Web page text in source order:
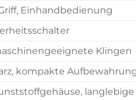
Einhandbedienung
Klingen
kompakte